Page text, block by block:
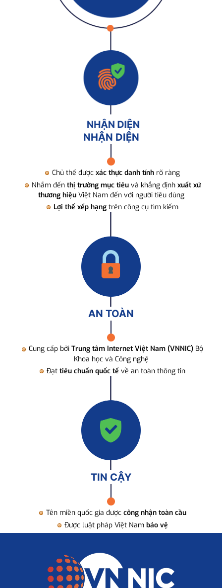
NHẬN DIỆN
Chủ thể được xác thực danh tính rõ ràng
Nhắm đến thị trường mục tiêuvà khẳng định xuất xứ
thương hiệuViệt Nam đến với người tiêu dùng
Lợi thế xếp hạng trên công cụ tìm kiếm
AN TOÀN
Cung cấp bởi Trung tâm Internet Việt Nam (VNNIC) Bộ
Khoa học và Công nghệ
Đạt tiêu chuẩn quốc tế về an toàn thông tin
TIN CẬY
Tên miền quốc gia được công nhận toàn cầu
Được luật pháp Việt Nam bảo vệ